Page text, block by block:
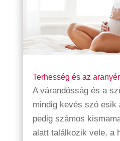
Terhesség és az aranyér
A várandósság és a
mindig kevés szó esik
pedig számos
alatt találkozik vele, a